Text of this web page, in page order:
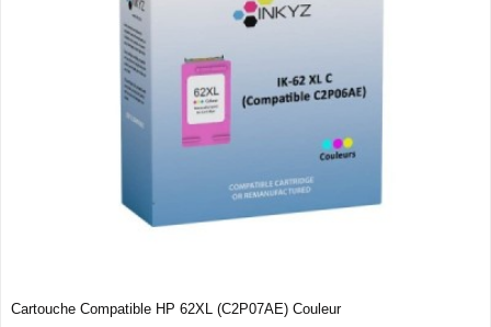
Cartouche Compatible HP 62XL (C2P07AE) Couleur